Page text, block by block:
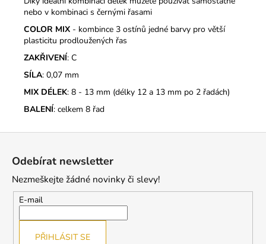
nebo v kombinaci s černými řasami
COLOR MIX - kombince 3 ostínů jedné barvy pro větší
plasticitu prodloužených řas
ZAKŘIVENÍ: C
SÍLA: 0,07 mm
MIX DÉLEK: 8 - 13 mm (délky 12 a 13 mm po 2 řadách)
BALENÍ: celkem 8 řad
Odebírat newsletter
Nezmeškejte žádné novinky či slevy!
E-mail
PŘIHLÁSIT SE